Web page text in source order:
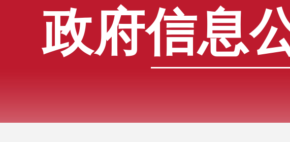
政府信息